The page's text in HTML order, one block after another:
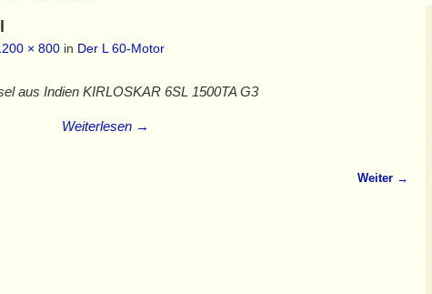
× 800in Der L 60-Motor
aus Indien KIRLOSKAR 6SL 1500TA G3
Weiterlesen →
Weiter →